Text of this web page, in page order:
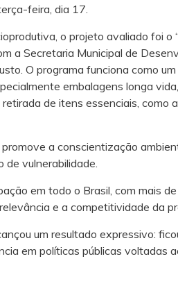
feira, dia 17.
o projeto avaliado foi o
a Secretaria Municipal de
O programa funciona como
embalagens longa
de itens essenciais, como
a conscientização
vulnerabilidade.
em todo o Brasil, com mais
e a competitividade da
um resultado expressivo:
em políticas públicas voltadas